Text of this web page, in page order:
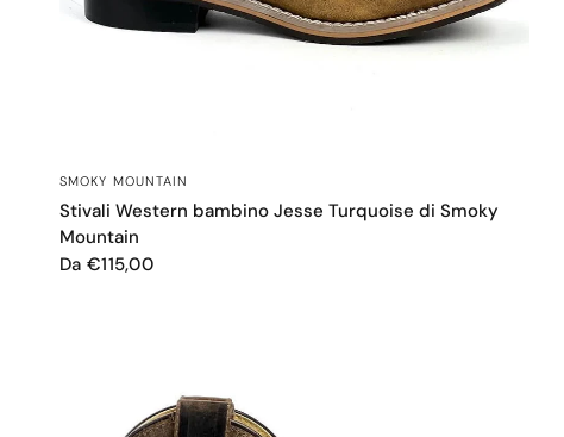
SMOKY MOUNTAIN
Stivali Western bambino Jesse Turquoise di Smoky
Mountain
Da €115,00